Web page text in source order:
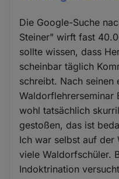
Die Google-Suche
Steiner" wirft fast
sollte wissen, dass
scheinbar täglich
schreibt. Nach seinen
Waldorflehrerseminar
wohl tatsächlich
gestoßen, das ist
Ich war selbst auf der
viele Waldorfschüler.
Indoktrination